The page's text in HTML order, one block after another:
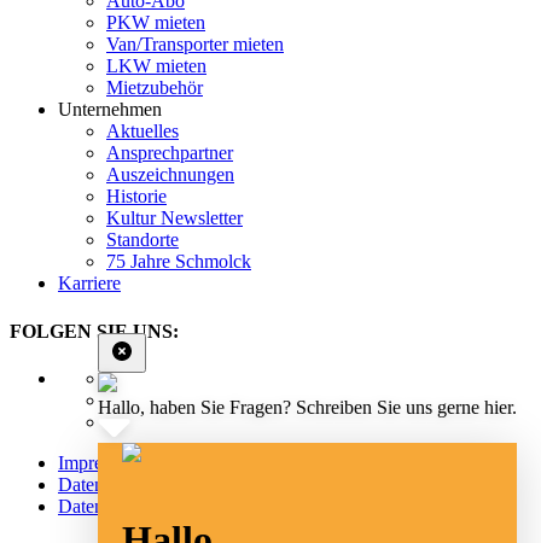
PKW mieten
Van/Transporter mieten
LKW mieten
Mietzubehör
Unternehmen
Aktuelles
Ansprechpartner
Auszeichnungen
Historie
Kultur Newsletter
Standorte
75 Jahre Schmolck
Karriere
FOLGEN SIE UNS:
Impressum
Datenschutz
Datenschutz Social Media
Hallo, haben Sie Fragen? Schreiben Sie uns gerne hier.